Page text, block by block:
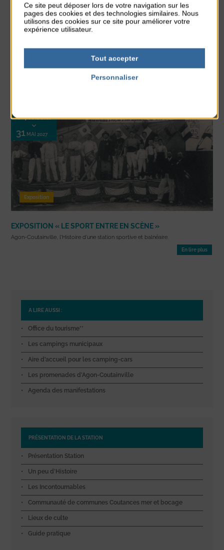
Equitation Nature Randonnée
04JUIL 2026
31 MAI 2027
Exposition
EXPOSITION « LE SPORT ENTRE EN SCÈNE »
Agon-Coutainville, l'Histoire d'une station sportive et balnéaire.
En lire plus
A LIRE AUSSI :
Office du tourisme**
Les campings municipaux
Aire d’accueil pour les camping-cars
Les promenades d’Agon-Coutainville
Agenda des manifestations
PRÉSENTATION DE LA STATION
Présentation Station
Un peu d’Histoire
Les Incontournables
Communauté de communes Coutances mer et bocage
Lieux de culte
Guide pratique
Ce site peut déposer lors de votre navigation sur les
pages des cookies et des technologies similaires. Nous
utilisons des cookies sur ce site pour améliorer votre
expérience utilisateur.
Tout accepter
Personnaliser